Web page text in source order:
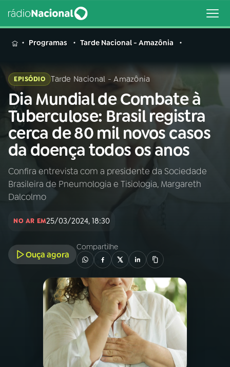
MENU
Buscar
na
Rádio
Nacional
Buscar
AO VIVO
01INÍCIO
02A RÁDIO
03PROGRAMAÇÃO
PROGRAMAS
PODCASTS
VIDEOCASTS
Programas Tarde Nacional - Amazônia
EPISÓDIO Tarde Nacional - Amazônia
Dia Mundial de Combate à
Tuberculose: Brasil registra
cerca de 80 mil novos casos
da doença todos os anos
Confira entrevista com a presidente da Sociedade
Brasileira de Pneumologia e Tisiologia, Margareth
Dalcolmo
NO AR EM25/03/2024, 18:30
Ouça agora
Compartilhe